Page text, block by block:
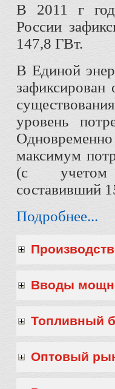
В 2011 г
России
147,8 ГВт.
В Единой
зафиксирован
уровень
максимум
(с учетом
составивший
Подробнее...
Вводы
Топливный
Оптовый